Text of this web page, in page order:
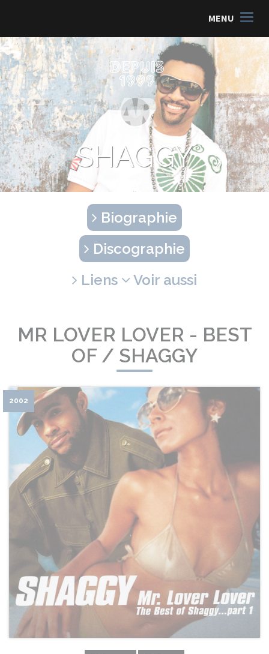
MENU
SHAGGY
Biographie
Discographie
Liens
Voir aussi
MR LOVER LOVER - BEST
OF / SHAGGY
2002